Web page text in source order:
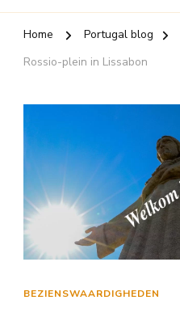
Home Portugal blog
Rossio-plein in Lissabon
BEZIENSWAARDIGHEDEN